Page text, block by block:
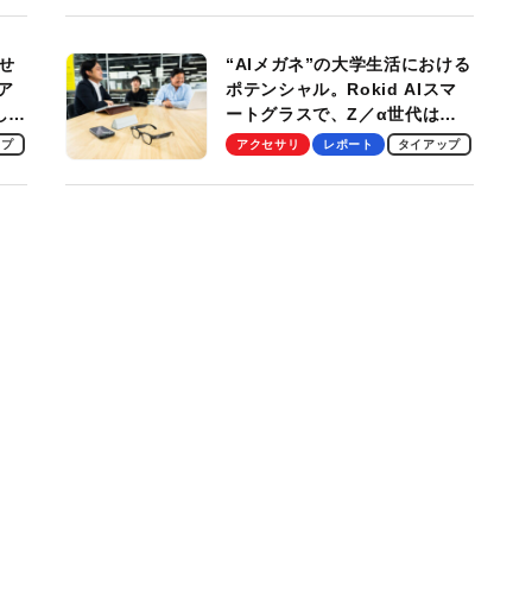
性がグッド！
て
ス
“AIメガネ”の大学生活における
ポテンシャル。Rokid AIスマ
ートグラスで、Z／α世代は何
を見る？ 現役学生起業家、そ
【PR】
アクセサリ レポート タイアップ